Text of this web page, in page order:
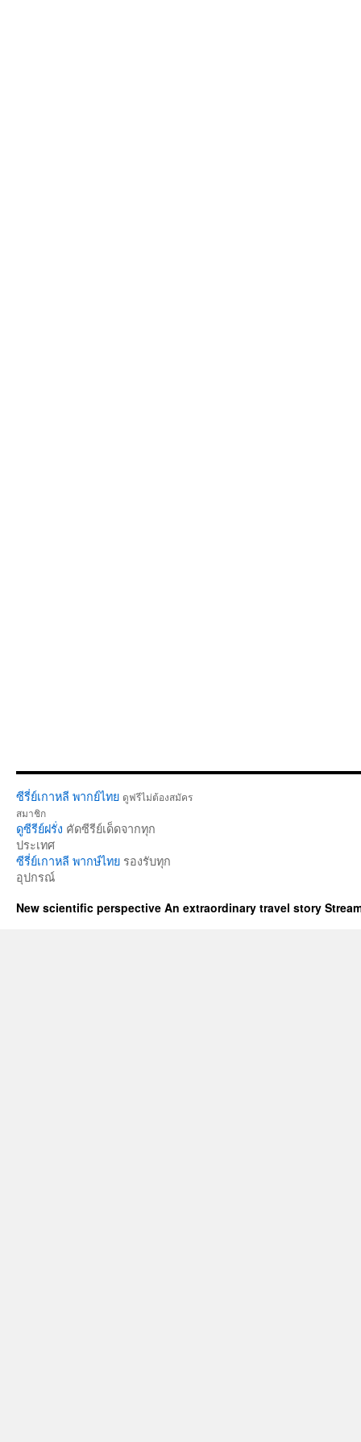
ซีรี่ย์เกาหลี พากย์ไทย ดูฟรีไม่ต้องสมัคร
สมาชิก
ดูซีรีย์ฝรั่ง คัดซีรีย์เด็ดจากทุก
ประเทศ
ซีรี่ย์เกาหลี พากษ์ไทย รองรับทุก
อุปกรณ์
New scientific perspective An extraordinary travel story